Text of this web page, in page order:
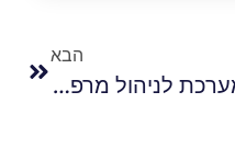
הבא
מערכת לניהול מרפאה חכמה – הדרך היעילה לניהול מושלם